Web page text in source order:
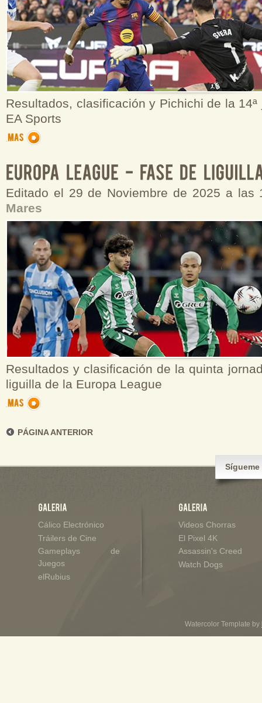
Resultados, clasificación y Pichichi de la
EA Sports
Editado el 29 de Noviembre de 2025 a las
Mares
Resultados y clasificación de la quinta
liguilla de la Europa League
PÁGINA ANTERIOR
Sígueme
Cálico Electrónico
Tráilers de Cine
Gameplays de
Juegos
elRubius
Videos Chorras
El Pixel 4K
Assassin's Creed
Watch Dogs
Watercolor Template by